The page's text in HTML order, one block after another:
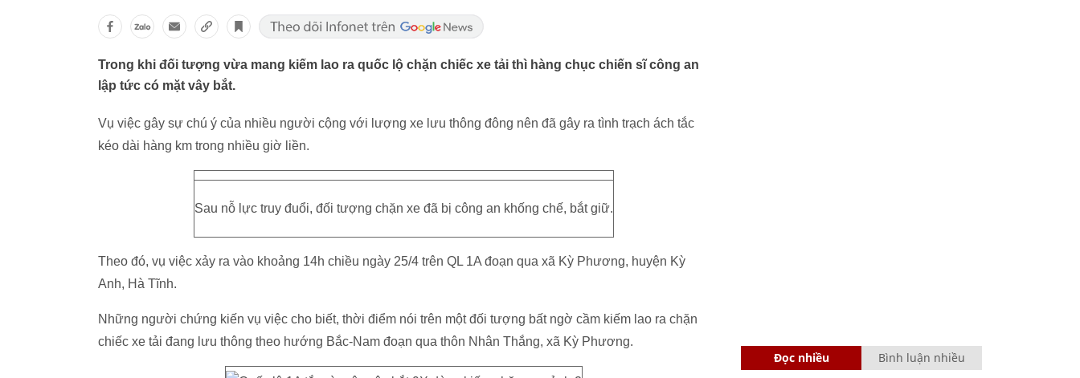
Trong khi đối tượng vừa mang kiếm lao ra quốc lộ chặn chiếc xe tải thì hàng chục chiến sĩ công an
lập tức có mặt vây bắt.
Vụ việc gây sự chú ý của nhiều người cộng với lượng xe lưu thông đông nên đã gây ra tình trạch ách tắc
kéo dài hàng km trong nhiều giờ liền.
Sau nỗ lực truy đuổi, đối tượng chặn xe đã bị công an khống chế, bắt giữ.
Theo đó, vụ việc xảy ra vào khoảng 14h chiều ngày 25/4 trên QL 1A đoạn qua xã Kỳ Phương, huyện Kỳ
Anh, Hà Tĩnh.
Những người chứng kiến vụ việc cho biết, thời điểm nói trên một đối tượng bất ngờ cầm kiếm lao ra chặn
chiếc xe tải đang lưu thông theo hướng Bắc-Nam đoạn qua thôn Nhân Thắng, xã Kỳ Phương.
Đọc nhiều Bình luận nhiều